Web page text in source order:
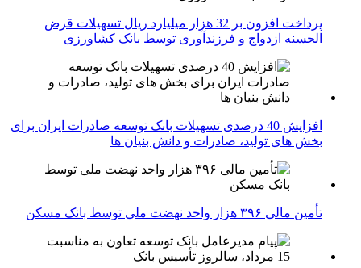
پرداخت افزون بر 32 هزار میلیارد ریال تسهیلات قرض
الحسنه ازدواج و فرزندآوری توسط بانک کشاورزی
افزایش 40 درصدی تسهیلات بانک توسعه صادرات ایران برای
بخش های تولید، صادرات و دانش بنیان ها
تأمین مالی ۳۹۶ هزار واحد نهضت ملی توسط بانک مسکن